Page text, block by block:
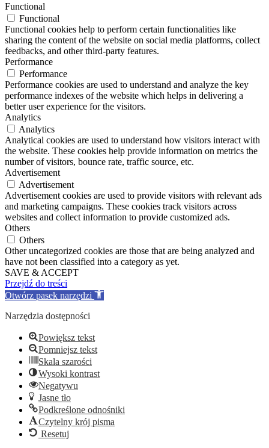
Functional
Functional
Functional cookies help to perform certain functionalities like
sharing the content of the website on social media platforms, collect
feedbacks, and other third-party features.
Performance
Performance
Performance cookies are used to understand and analyze the key
performance indexes of the website which helps in delivering a
better user experience for the visitors.
Analytics
Analytics
Analytical cookies are used to understand how visitors interact with
the website. These cookies help provide information on metrics the
number of visitors, bounce rate, traffic source, etc.
Advertisement
Advertisement
Advertisement cookies are used to provide visitors with relevant ads
and marketing campaigns. These cookies track visitors across
websites and collect information to provide customized ads.
Others
Others
Other uncategorized cookies are those that are being analyzed and
have not been classified into a category as yet.
SAVE & ACCEPT
Przejdź do treści
Otwórz pasek narzędzi
Narzędzia dostępności
Powiększ tekst
Pomniejsz tekst
Skala szarości
Wysoki kontrast
Negatywu
Jasne tło
Podkreślone odnośniki
Czytelny krój pisma
Resetuj